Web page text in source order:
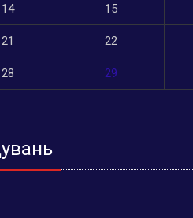
14 15
21 22
28 29